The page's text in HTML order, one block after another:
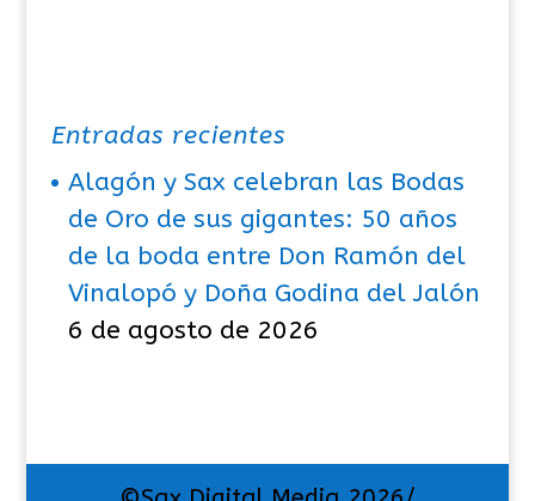
Entradas recientes
Alagón y Sax celebran las Bodas
de Oro de sus gigantes: 50 años
de la boda entre Don Ramón del
Vinalopó y Doña Godina del Jalón
6 de agosto de 2026